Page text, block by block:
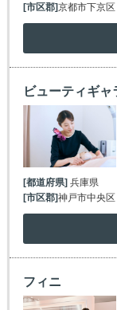
[市区郡]京都市下京区
ビューティギャ
[都道府県]兵庫県
[市区郡]神戸市中央区
フィニ